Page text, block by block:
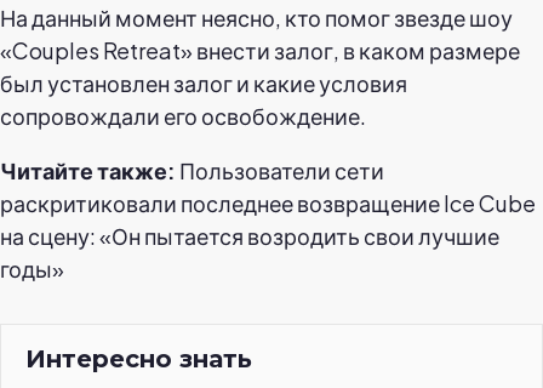
На данный момент неясно, кто помог звезде шоу
«Couples Retreat» внести залог, в каком размере
был установлен залог и какие условия
сопровождали его освобождение.
Читайте также: Пользователи сети
раскритиковали последнее возвращение Ice Cube
на сцену: «Он пытается возродить свои лучшие
годы»
Интересно знать